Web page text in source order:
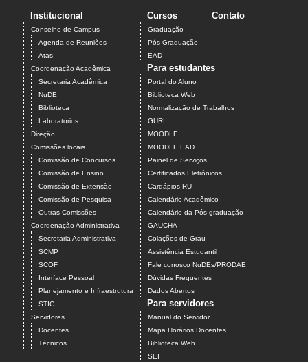
Institucional
Conselho de Campus
Agenda de Reuniões
Atas
Coordenação Acadêmica
Secretaria Acadêmica
NuDE
Biblioteca
Laboratórios
Direção
Comissões locais
Comissão de Concursos
Comissão de Ensino
Comissão de Extensão
Comissão de Pesquisa
Outras Comissões
Coordenação Administrativa
Secretaria Administrativa
SCMP
SCOF
Interface Pessoal
Planejamento e Infraestrutura
STIC
Servidores
Docentes
Técnicos
Cursos
Graduação
Pós-Graduação
EAD
Contato
Para estudantes
Portal do Aluno
Biblioteca Web
Normalização de Trabalhos
GURI
MOODLE
MOODLE EAD
Painel de Serviços
Certificados Eletrônicos
Cardápios RU
Calendário Acadêmico
Calendário da Pós-graduação
GAUCHA
Colações de Grau
Assistência Estudantil
Fale conosco NuDEs/PRODAE
Dúvidas Frequentes
Dados Abertos
Para servidores
Manual do Servidor
Mapa Horários Docentes
Biblioteca Web
SEI